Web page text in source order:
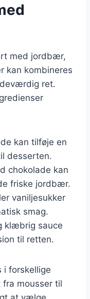
med jordbær,
kan kombineres
ret.
kan tilføje en
desserten.
chokolade kan
friske jordbær.
vaniljesukker
smag.
klæbrig sauce
til retten.
i forskellige
mousser til